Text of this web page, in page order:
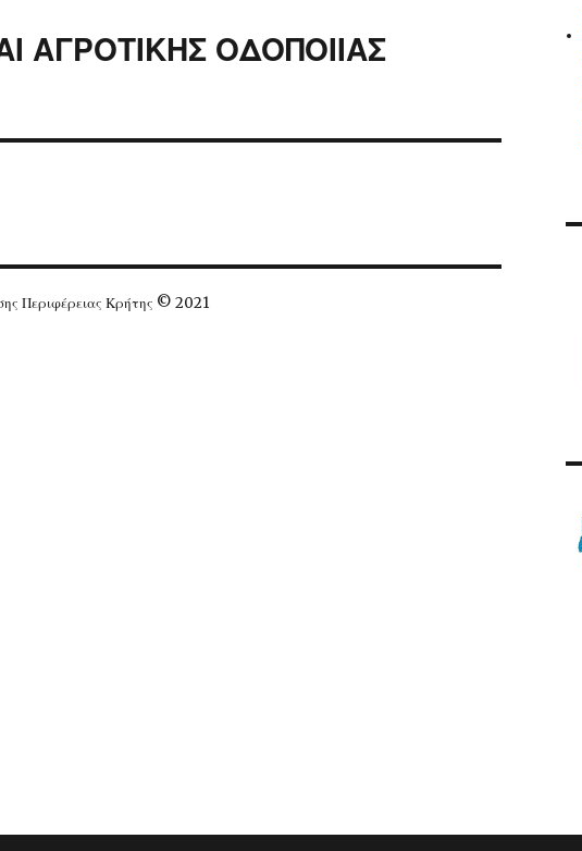
ΑΓΡΟΤΙΚΗΣ ΟΔΟΠΟΙΙΑΣ
Περιφέρειας Κρήτης © 2021